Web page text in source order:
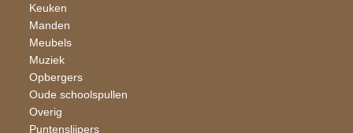
Keuken
Manden
Meubels
Muziek
Opbergers
Oude schoolspullen
Overig
Puntenslijpers